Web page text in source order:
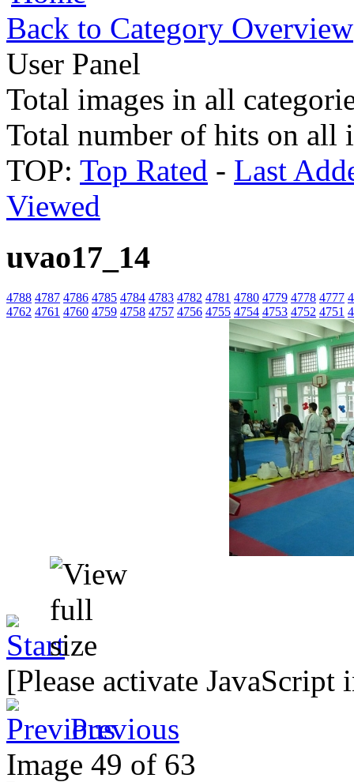
Back to Category Overview
User Panel
Total images in all
Total number of hits on all
TOP: Top Rated - Last
Viewed
uvao17_14
4788 4787 4786 4785 4784 4783 4782 4781 4780 4779 4778 4777
4762 4761 4760 4759 4758 4757 4756 4755 4754 4753 4752 4751
[Please activate
Previous
Image 49 of 63